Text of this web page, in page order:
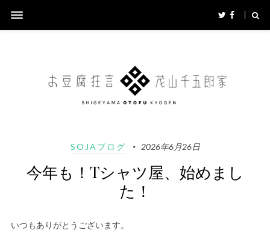
SOJAブログ 2026年6月26日
今年も！Tシャツ屋、始めまし
た！
いつもありがとうございます。